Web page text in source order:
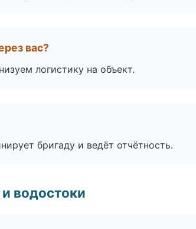
вас?
логистику на объект.
бригаду и ведёт отчётность.
водостоки